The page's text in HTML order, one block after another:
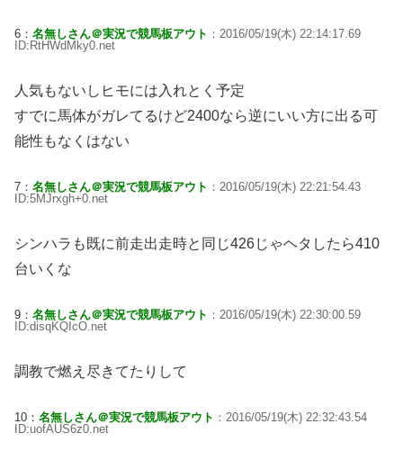
6： 名無しさん＠実況で競馬板アウト ：2016/05/19(木) 22:14:17.69
ID:RtHWdMky0.net
人気もないしヒモには入れとく予定
すでに馬体がガレてるけど2400なら逆にいい方に出る可
能性もなくはない
7： 名無しさん＠実況で競馬板アウト ：2016/05/19(木) 22:21:54.43
ID:5MJrxgh+0.net
シンハラも既に前走出走時と同じ426じゃヘタしたら410
台いくな
9： 名無しさん＠実況で競馬板アウト ：2016/05/19(木) 22:30:00.59
ID:disqKQIcO.net
調教で燃え尽きてたりして
10： 名無しさん＠実況で競馬板アウト ：2016/05/19(木) 22:32:43.54
ID:uofAUS6z0.net